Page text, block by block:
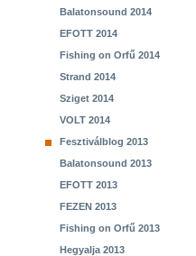
Balatonsound 2014
EFOTT 2014
Fishing on Orfű 2014
Strand 2014
Sziget 2014
VOLT 2014
Fesztiválblog 2013
Balatonsound 2013
EFOTT 2013
FEZEN 2013
Fishing on Orfű 2013
Hegyalja 2013